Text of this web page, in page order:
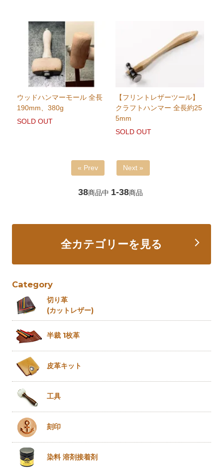
ウッドハンマーモール 全長
190mm、380g
SOLD OUT
【フリントレザーツール】
クラフトハンマー 全長約25
5mm
SOLD OUT
« Prev Next »
38商品中 1-38商品
全カテゴリーを見る
Category
切り革
(カットレザー)
半裁 1枚革
皮革キット
工具
刻印
染料 溶剤接着剤